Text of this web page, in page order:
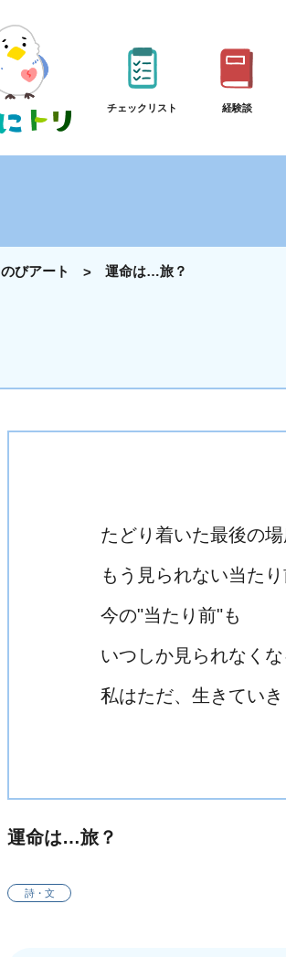
チェックリスト 経験談
のびアート 運命は…旅？
たどり着いた最後の
もう見られない当た
今の"当たり前"も
いつしか見られなく
私はただ、生きていき
運命は…旅？
詩・文